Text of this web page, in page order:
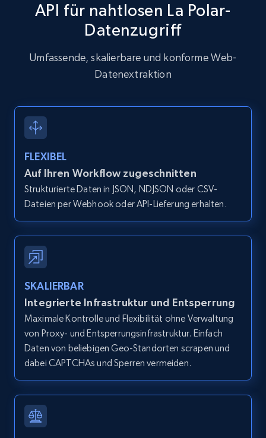
Zillow properties listing information
Zpid, City, State, HomeStatus, Address,
IsCurrentSignedInAgentResponsible, Bedrooms,
12K+ 1.3K+ Gratis testen
Zillow properties listing information -
Discover by custom filters - location, home
type and status
Zpid, City, State, HomeStatus, Address,
IsListingClaimedByCurrentSignedInUser,
IsCurrentSignedInAgentResponsible, Bedrooms,
and more.
12K+
Zillow properties listing information -
Search by parameters on zillow and use the
IsListingClaimedByCurrentSignedInUser,
IsCurrentSignedInAgentResponsible, Bedrooms,
and more.
API für nahtlosen La Polar-
Datenzugriff
Umfassende, skalierbare und konforme Web-
Datenextraktion
FLEXIBEL
Auf Ihren Workflow zugeschnitten
Strukturierte Daten in JSON, NDJSON oder CSV-
Dateien per Webhook oder API-Lieferung erhalten.
SKALIERBAR
Integrierte Infrastruktur und Entsperrung
Maximale Kontrolle und Flexibilität ohne Verwaltung
von Proxy- und Entsperrungsinfrastruktur. Einfach
Daten von beliebigen Geo-Standorten scrapen und
dabei CAPTCHAs und Sperren vermeiden.